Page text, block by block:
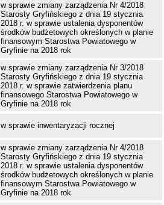
w sprawie zmiany zarządzenia Nr 4/2018
Starosty Gryfińskiego z dnia 19 stycznia
2018 r. w sprawie ustalenia dysponentów
środków budżetowych określonych w planie
finansowym Starostwa Powiatowego w
Gryfinie na 2018 rok
w sprawie zmiany zarządzenia Nr 3/2018
Starosty Gryfińskiego z dnia 19 stycznia
2018 r. w sprawie zatwierdzenia planu
finansowego Starostwa Powiatowego w
Gryfinie na 2018 rok
w sprawie inwentaryzacji rocznej
w sprawie zmiany zarządzenia Nr 4/2018
Starosty Gryfińskiego z dnia 19 stycznia
2018 r. w sprawie ustalenia dysponentów
środków budżetowych określonych w planie
finansowym Starostwa Powiatowego w
Gryfinie na 2018 rok